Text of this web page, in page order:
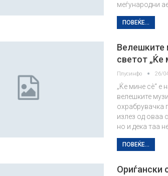
меѓународни
ПОВЕЌЕ...
Велешките
светот
Плусинфо 26/
„Ќе мине сè“ е
велешките
охрабрувачка
излез од оваа
но и дека таа
ПОВЕЌЕ...
Ориѓански